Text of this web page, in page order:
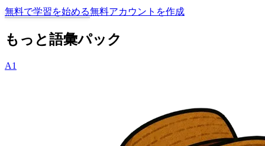
無料で学習を始める無料アカウントを作成
もっと語彙パック
A1